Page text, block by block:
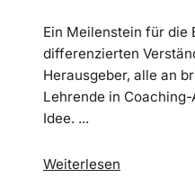
Ein Meilenstein für die
differenzierten
Herausgeber, alle an
Lehrende in
Idee. ...
Weiterlesen